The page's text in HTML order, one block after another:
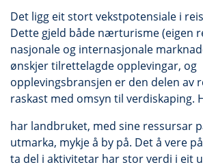
Det ligg eit stort vekstpotensiale i
Dette gjeld både nærturisme (eigen
nasjonale og internasjonale
ønskjer tilrettelagde opplevingar, og
opplevingsbransjen er den delen av
raskast med omsyn til verdiskaping.
har landbruket, med sine ressursar
utmarka, mykje å by på. Det å vere
ta del i aktivitetar har stor verdi i eit